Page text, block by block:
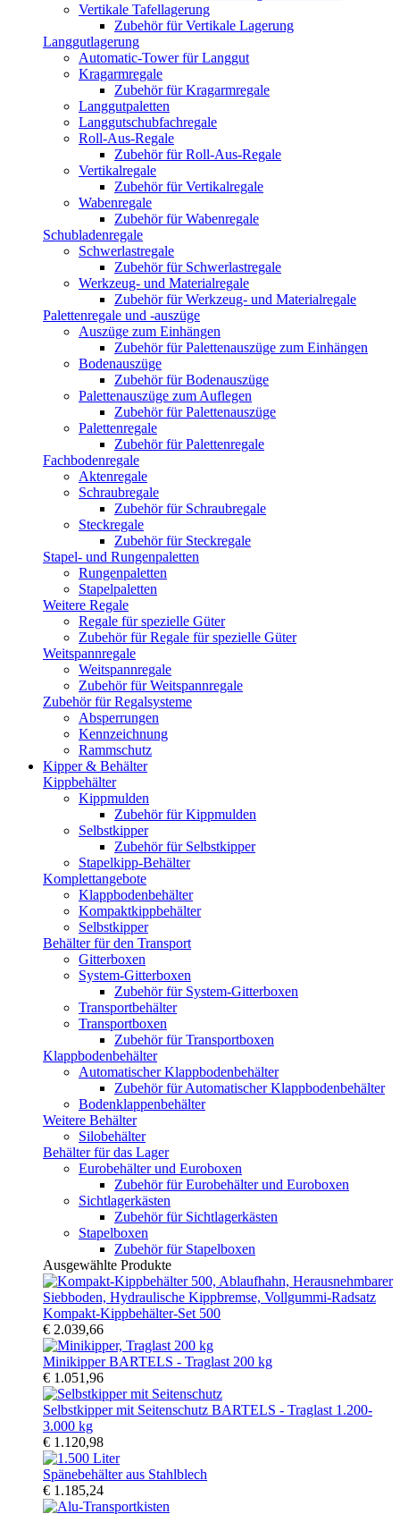
Vertikale Tafellagerung
Zubehör für Vertikale Lagerung
Langgutlagerung
Automatic-Tower für Langgut
Kragarmregale
Zubehör für Kragarmregale
Langgutpaletten
Langgutschubfachregale
Roll-Aus-Regale
Zubehör für Roll-Aus-Regale
Vertikalregale
Zubehör für Vertikalregale
Wabenregale
Zubehör für Wabenregale
Schubladenregale
Schwerlastregale
Zubehör für Schwerlastregale
Werkzeug- und Materialregale
Zubehör für Werkzeug- und Materialregale
Palettenregale und -auszüge
Auszüge zum Einhängen
Zubehör für Palettenauszüge zum Einhängen
Bodenauszüge
Zubehör für Bodenauszüge
Palettenauszüge zum Auflegen
Zubehör für Palettenauszüge
Palettenregale
Zubehör für Palettenregale
Fachbodenregale
Aktenregale
Schraubregale
Zubehör für Schraubregale
Steckregale
Zubehör für Steckregale
Stapel- und Rungenpaletten
Rungenpaletten
Stapelpaletten
Weitere Regale
Regale für spezielle Güter
Zubehör für Regale für spezielle Güter
Weitspannregale
Weitspannregale
Zubehör für Weitspannregale
Zubehör für Regalsysteme
Absperrungen
Kennzeichnung
Rammschutz
Kipper & Behälter
Kippbehälter
Kippmulden
Zubehör für Kippmulden
Selbstkipper
Zubehör für Selbstkipper
Stapelkipp-Behälter
Komplettangebote
Klappbodenbehälter
Kompaktkippbehälter
Selbstkipper
Behälter für den Transport
Gitterboxen
System-Gitterboxen
Zubehör für System-Gitterboxen
Transportbehälter
Transportboxen
Zubehör für Transportboxen
Klappbodenbehälter
Automatischer Klappbodenbehälter
Zubehör für Automatischer Klappbodenbehälter
Bodenklappenbehälter
Weitere Behälter
Silobehälter
Behälter für das Lager
Eurobehälter und Euroboxen
Zubehör für Eurobehälter und Euroboxen
Sichtlagerkästen
Zubehör für Sichtlagerkästen
Stapelboxen
Zubehör für Stapelboxen
Ausgewählte Produkte
Kompakt-Kippbehälter-Set 500
€ 2.039,66
Minikipper BARTELS - Traglast 200 kg
€ 1.051,96
Selbstkipper mit Seitenschutz BARTELS - Traglast 1.200-
3.000 kg
€ 1.120,98
Spänebehälter aus Stahlblech
€ 1.185,24